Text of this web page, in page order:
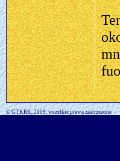
© GTKRK, 2009, wszelkie prawa zastrzeżone